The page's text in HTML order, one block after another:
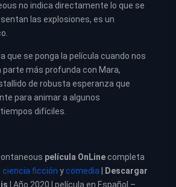
no indica directamente lo que se
las explosiones, es un
que se ponga la película cuando nos
parte más profunda con Mara,
de robusta esperanza que
para animar a algunos
difíciles.
película OnLinecompleta
ciencia ficción ycomedia
Descargar
| Año 2020 | película en Español –